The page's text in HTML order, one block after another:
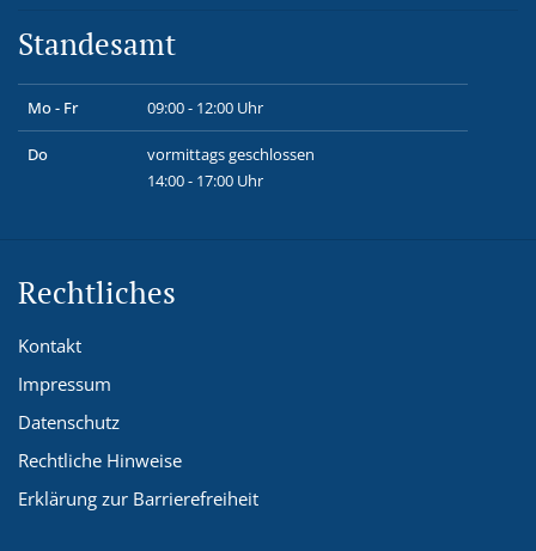
Standesamt
Mo - Fr 09:00 - 12:00 Uhr
Do
vormittags geschlossen
14:00 - 17:00 Uhr
Rechtliches
Kontakt
Impressum
Datenschutz
Rechtliche Hinweise
Erklärung zur Barrierefreiheit